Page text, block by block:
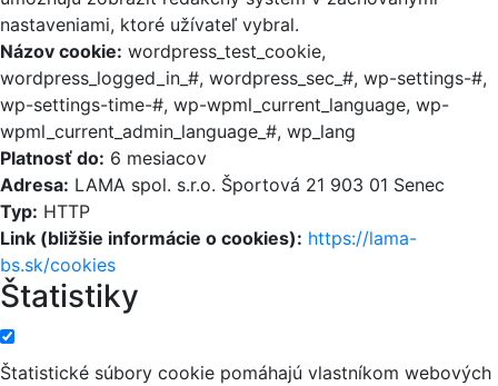
nastaveniami, ktoré užívateľ vybral.
Názov cookie: wordpress_test_cookie,
wordpress_logged_in_#, wordpress_sec_#, wp-settings-#,
wp-settings-time-#, wp-wpml_current_language, wp-
wpml_current_admin_language_#, wp_lang
Platnosť do: 6 mesiacov
Adresa: LAMA spol. s.r.o. Športová 21 903 01 Senec
Typ: HTTP
Link (bližšie informácie o cookies): https://lama-
bs.sk/cookies
Štatistiky
Štatistické súbory cookie pomáhajú vlastníkom webových